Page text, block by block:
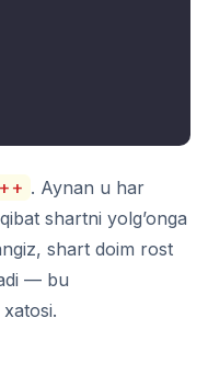
. Aynan u har
shartni yolg’onga
shart doim rost
— bu